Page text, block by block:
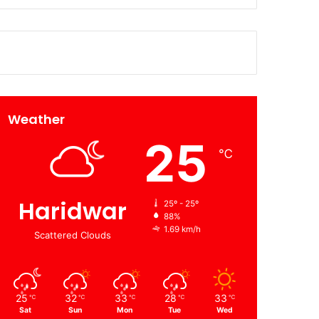
Weather
Haridwar
Scattered Clouds
25 ℃
25º - 25º
88%
1.69 km/h
25 ℃
Sat
32 ℃
Sun
33 ℃
Mon
28 ℃
Tue
33 ℃
Wed